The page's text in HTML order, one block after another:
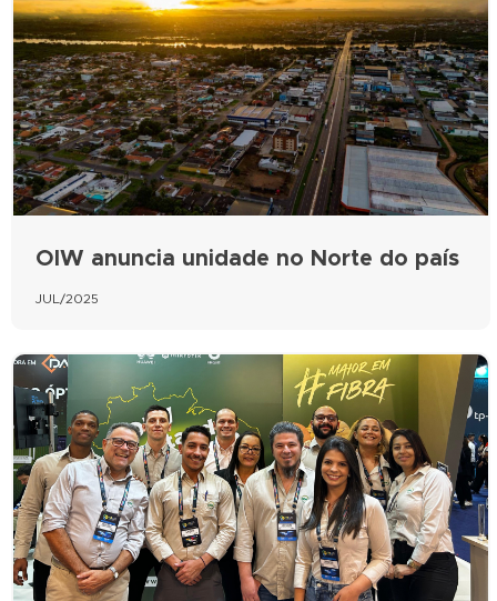
OIW anuncia unidade no Norte do país
JUL/2025